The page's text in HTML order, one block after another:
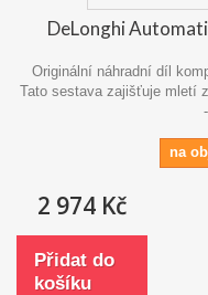
DeLonghi
Originální náhradní díl
Tato sestava zajišťuje mletí
na
2 974 Kč
Přidat do
košíku